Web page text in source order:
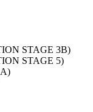
STAGE 3B)
STAGE 5)